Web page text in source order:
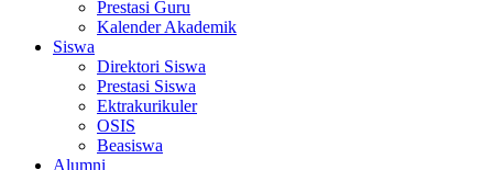
Prestasi Guru
Kalender Akademik
Siswa
Direktori Siswa
Prestasi Siswa
Ektrakurikuler
OSIS
Beasiswa
Alumni